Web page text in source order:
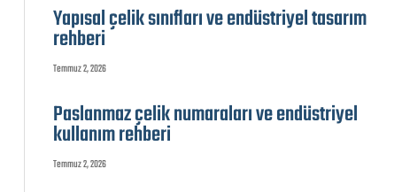
Yapısal çelik sınıfları ve endüstriyel tasarım
rehberi
Temmuz 2, 2026
Paslanmaz çelik numaraları ve endüstriyel
kullanım rehberi
Temmuz 2, 2026